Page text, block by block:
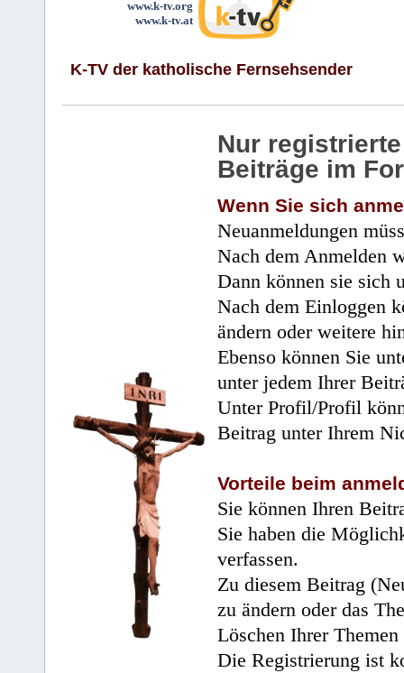
www.k-tv.org
www.k-tv.at
K-TV der katholische Fernsehsender
Nur
Beiträge im
Wenn Sie sich
Neuanmeldungen
Nach dem Anmelden
Dann können sie sich
Nach dem Einloggen
ändern oder weitere
Ebenso können Sie
unter jedem Ihrer
Unter Profil/Profil
Beitrag unter Ihrem
Vorteile beim
Sie können Ihren
Sie haben die
verfassen.
Zu diesem Beitrag
zu ändern oder das
Löschen Ihrer
Die Registrierung ist